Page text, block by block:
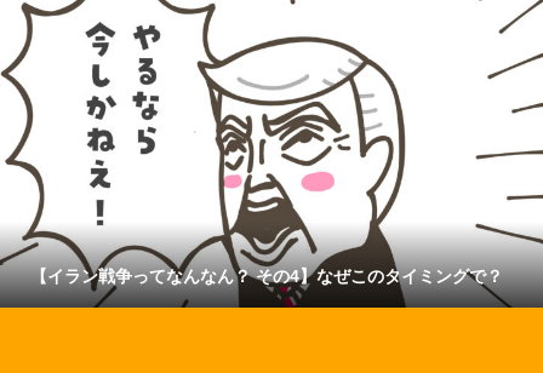
【イラン戦争ってなんなん？ その4】なぜこのタイミングで？